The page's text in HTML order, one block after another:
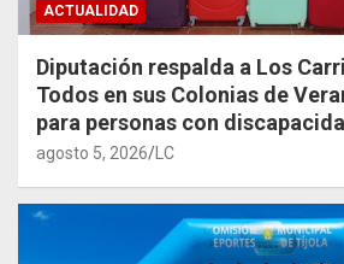
ACTUALIDAD
Diputación respalda a Los
Todos en sus Colonias de
para personas con
agosto 5, 2026 LC